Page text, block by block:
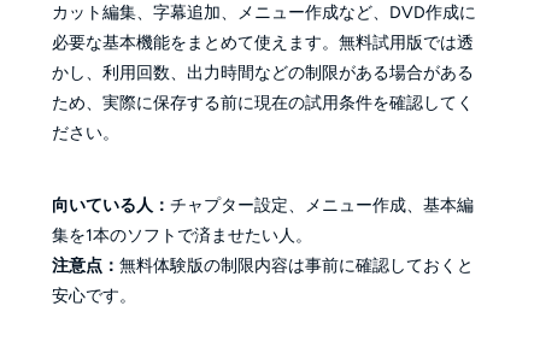
カット編集、字幕追加、メニュー作成など、DVD作成に
必要な基本機能をまとめて使えます。無料試用版では透
かし、利用回数、出力時間などの制限がある場合がある
ため、実際に保存する前に現在の試用条件を確認してく
ださい。
向いている人： チャプター設定、メニュー作成、基本編
集を1本のソフトで済ませたい人。
注意点： 無料体験版の制限内容は事前に確認しておくと
安心です。